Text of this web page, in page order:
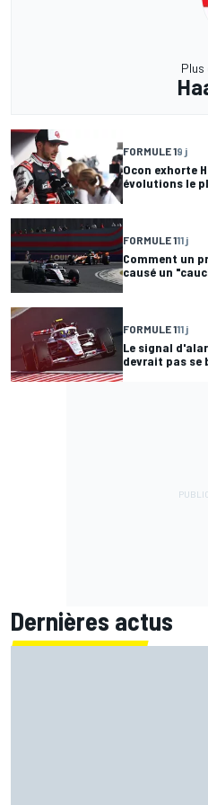
Plus
FORMULE 19 j
Ocon exhorte
évolutions le
FORMULE 111 j
Comment un
causé un
FORMULE 111 j
Le signal
devrait pas se
Dernières actus